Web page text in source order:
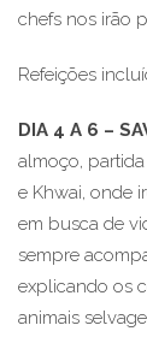
chefs nos irão
Refeições
DIA 4 A 6 –
almoço,
e Khwai, onde
em busca de
sempre
explicando os
animais